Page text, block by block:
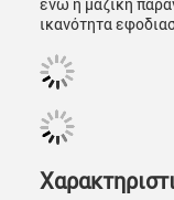
ενώ η μαζική
ικανότητα